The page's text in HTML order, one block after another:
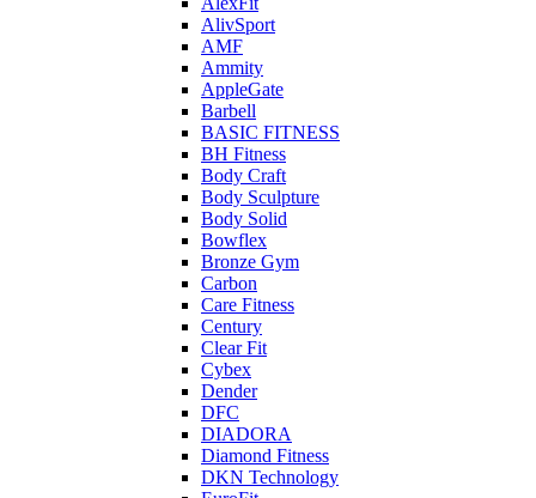
AlivSport
AMF
Ammity
AppleGate
Barbell
BASIC FITNESS
BH Fitness
Body Craft
Body Sculpture
Body Solid
Bowflex
Bronze Gym
Carbon
Care Fitness
Century
Clear Fit
Cybex
Dender
DFC
DIADORA
Diamond Fitness
DKN Technology